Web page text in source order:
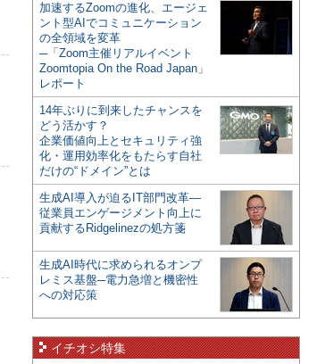
加速するZoomの進化、エージェ
ント型AIでコミュニケーション
の全領域を変革
─「Zoom主催リアルイベント
Zoomtopia On the Road Japan」
レポート
14年ぶりに到来したチャンスを
どう活かす？
企業価値向上とセキュリティ強
化・運用効率化をもたらす自社
だけの“ドメイン”とは
生成AI導入が迫るIT部門改革―
従業員エンゲージメント向上に
貢献するRidgelinezの処方箋
生成AI時代に求められるオンプ
レミス基盤─電力急増と機密性
への対応策
イチオシ特集